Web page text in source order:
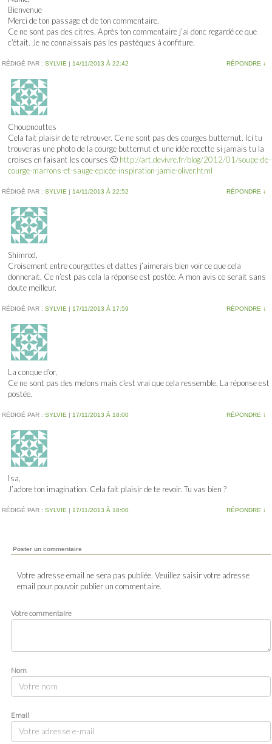
Bienvenue
Merci de ton passage et de ton commentaire.
Ce ne sont pas des citres. Après ton commentaire j’ai donc regardé ce que
c’était. Je ne connaissais pas les pastèques à confiture.
RÉDIGÉ PAR : SYLVIE | 14/11/2013 À 22:42 RÉPONDRE ↓
Choupnouttes
Cela fait plaisir de te retrouver. Ce ne sont pas des courges butternut. Ici tu
trouveras une photo de la courge butternut et une idée recette si jamais tu la
croises en faisant les courses 🙂http://art.devivre.fr/blog/2012/01/soupe-de-
courge-marrons-et-sauge-epicée-inspiration-jamie-oliver.html
RÉDIGÉ PAR : SYLVIE | 14/11/2013 À 22:52 RÉPONDRE ↓
Shimrod,
Croisement entre courgettes et dattes j’aimerais bien voir ce que cela
donnerait. Ce n’est pas cela la réponse est postée. A mon avis ce serait sans
doute meilleur.
RÉDIGÉ PAR : SYLVIE | 17/11/2013 À 17:59 RÉPONDRE ↓
La conque d’or,
Ce ne sont pas des melons mais c’est vrai que cela ressemble. La réponse est
postée.
RÉDIGÉ PAR : SYLVIE | 17/11/2013 À 18:00 RÉPONDRE ↓
Isa,
J’adore ton imagination. Cela fait plaisir de te revoir. Tu vas bien ?
RÉDIGÉ PAR : SYLVIE | 17/11/2013 À 18:00 RÉPONDRE ↓
Poster un commentaire
Votre adresse email ne sera pas publiée. Veuillez saisir votre adresse
email pour pouvoir publier un commentaire.
Votre commentaire
Nom
Email